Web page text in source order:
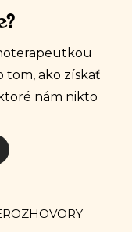
tom, ako získať
nám nikto
ROZHOVORY